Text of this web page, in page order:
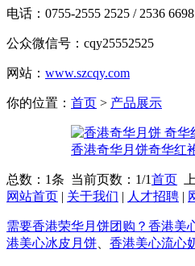
电话：0755-2555 2525 / 2536 6698
公众微信号：cqy25552525
网站： www.szcqy.com
你的位置： 首页 > 产品展示
香港奇华月饼奇华红
总数：1条 当前页数： 1/1首页
网站首页 | 关于我们 | 人才招聘 |
需要香港荣华月饼团购？ 香港美
港美心冰皮月饼
香港美心流心